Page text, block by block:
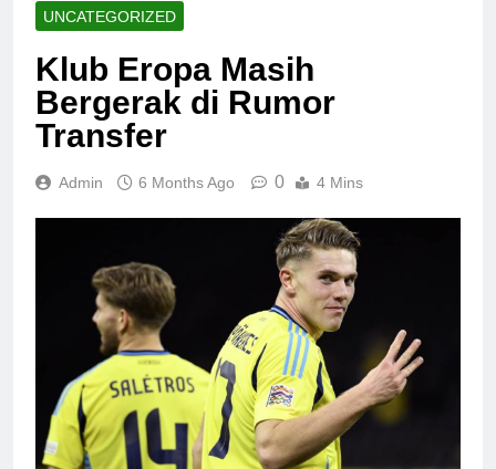
UNCATEGORIZED
Klub Eropa Masih
Bergerak di Rumor
Transfer
Admin 6 Months Ago 0 4 Mins